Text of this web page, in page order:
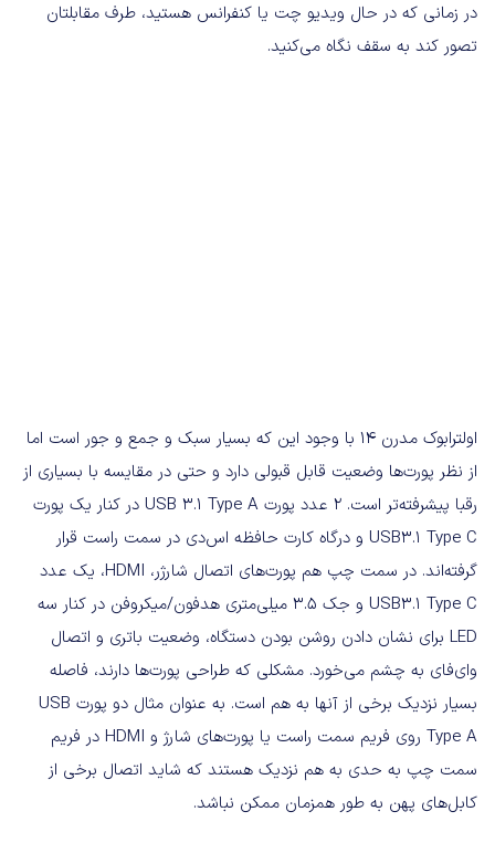
در زمانی که در حال ویدیو چت یا کنفرانس هستید، طرف مقابلتان
تصور کند به سقف نگاه می‌کنید.
اولترابوک مدرن ۱۴ با وجود این که بسیار سبک و جمع و جور است اما
از نظر پورت‌ها وضعیت قابل قبولی دارد و حتی در مقایسه با بسیاری از
رقبا پیشرفته‌تر است. ۲ عدد پورت USB 3.1 Type A در کنار یک پورت
USB3.1 Type C و درگاه کارت حافظه اس‌دی در سمت راست قرار
گرفته‌اند. در سمت چپ هم پورت‌های اتصال شارژر، HDMI، یک عدد
USB3.1 Type C و جک ۳.۵ میلی‌متری هدفون/میکروفن در کنار سه
LED برای نشان دادن روشن بودن دستگاه، وضعیت باتری و اتصال
وای‌فای به چشم می‌خورد. مشکلی که طراحی پورت‌ها دارند، فاصله
بسیار نزدیک برخی از آنها به هم است. به عنوان مثال دو پورت USB
Type A روی فریم سمت راست یا پورت‌های شارژ و HDMI در فریم
سمت چپ به حدی به هم نزدیک هستند که شاید اتصال برخی از
کابل‌های پهن به طور همزمان ممکن نباشد.